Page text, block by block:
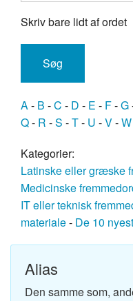
Skriv bare lidt af ordet
A- B -C - D - E - F-G
Q- R -S -T- U -V-W
Kategorier:
Latinske eller græske
Medicinske
IT eller teknisk
materiale- De 10
Alias
Den samme som,